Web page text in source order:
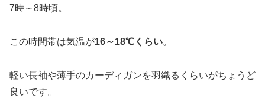
7時～8時頃。
この時間帯は気温が16～18℃くらい。
軽い長袖や薄手のカーディガンを羽織るくらいがちょうど
良いです。